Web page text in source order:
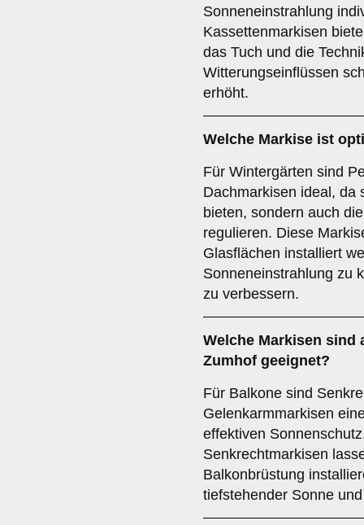
Sonneneinstrahlung
Kassettenmarkisen
das Tuch und die
Witterungseinflüssen
erhöht.
Welche Markise ist
Für Wintergärten sind
Dachmarkisen ideal, da
bieten, sondern auch
regulieren. Diese
Glasflächen installiert
Sonneneinstrahlung zu
zu verbessern.
Welche Markisen sind
Zumhof geeignet?
Für Balkone sind
Gelenkarmmarkisen
effektiven
Senkrechtmarkisen
Balkonbrüstung
tiefstehender Sonne